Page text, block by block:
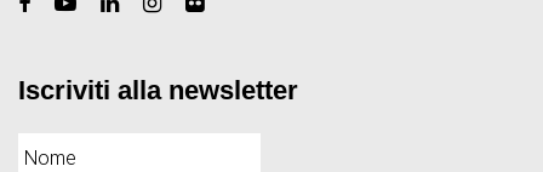
Iscriviti alla newsletter